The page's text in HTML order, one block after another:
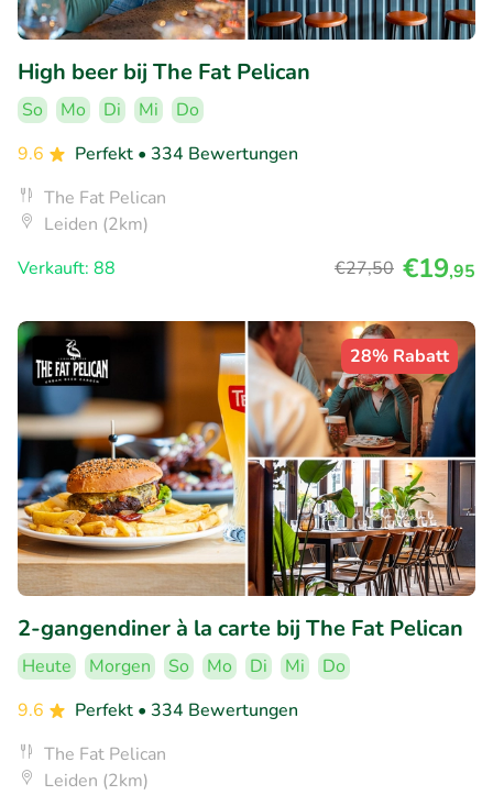
High beer bij The Fat Pelican
So Mo Di Mi
Do
9.6
Perfekt • 334 Bewertungen
The Fat Pelican
Leiden (2km)
Verkauft: 88
€27,50 €19,95
28% Rabatt
2-gangendiner à la carte bij The Fat Pelican
Heute Morgen So Mo Di Mi
Do
9.6
Perfekt • 334 Bewertungen
The Fat Pelican
Leiden (2km)